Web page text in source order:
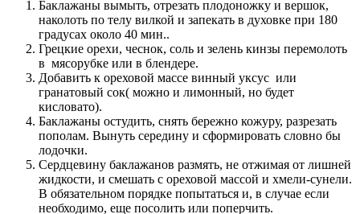
Баклажаны вымыть, отрезать плодоножку и вершок,
наколоть по телу вилкой и запекать в духовке при 180
градусах около 40 мин..
Грецкие орехи, чеснок, соль и зелень кинзы перемолоть
в мясорубке или в блендере.
Добавить к ореховой массе винный уксус или
гранатовый сок( можно и лимонный, но будет
кисловато).
Баклажаны остудить, снять бережно кожуру, разрезать
пополам. Вынуть середину и сформировать словно бы
лодочки.
Сердцевину баклажанов размять, не отжимая от лишней
жидкости, и смешать с ореховой массой и хмели-сунели.
В обязательном порядке попытаться и, в случае если
необходимо, еще посолить или поперчить.